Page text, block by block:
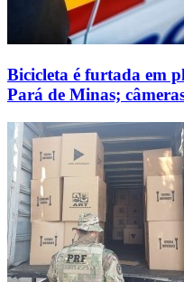
Bicicleta é furtada em
Pará de Minas;